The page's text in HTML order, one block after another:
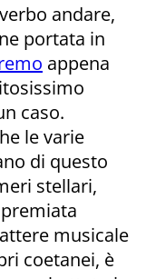
andare,
portata in
appena
caso.
le varie
di questo
stellari,
musicale
coetanei, è